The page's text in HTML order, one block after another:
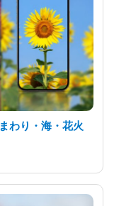
わり・海・花火